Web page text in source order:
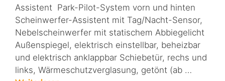
Assistent Park-Pilot-System vorn und hinten
Scheinwerfer-Assistent mit Tag/Nacht-Sensor,
Nebelscheinwerfer mit statischem Abbiegelicht
Außenspiegel, elektrisch einstellbar, beheizbar
und elektrisch anklappbar Schiebetür, rechs und
links, Wärmeschutzverglasung, getönt (ab …